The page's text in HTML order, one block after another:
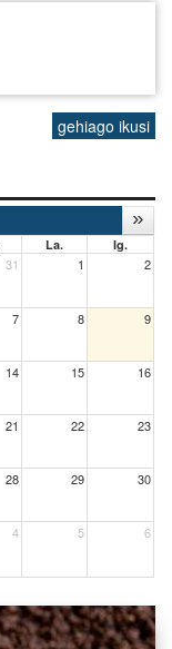
gehiago ikusi
La. Ig.
31 1 2
7 8 9
14 15 16
21 22 23
28 29 30
4 5 6